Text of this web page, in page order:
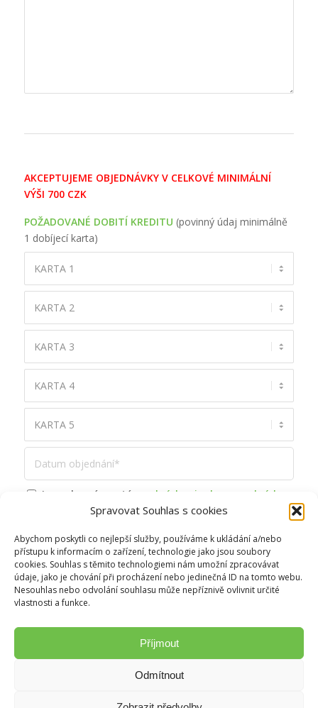
Spravovat Souhlas s cookies
Abychom poskytli co nejlepší služby, používáme k ukládání a/nebo
přístupu k informacím o zařízení, technologie jako jsou soubory
cookies. Souhlas s těmito technologiemi nám umožní zpracovávat
údaje, jako je chování při procházení nebo jedinečná ID na tomto webu.
Nesouhlas nebo odvolání souhlasu může nepříznivě ovlivnit určité
vlastnosti a funkce.
Příjmout
Odmítnout
AKCEPTUJEME OBJEDNÁVKY V CELKOVÉ MINIMÁLNÍ
VÝŠI 700 CZK
POŽADOVANÉ DOBITÍ KREDITU (povinný údaj minimálně
1 dobíjecí karta)
Jsem obeznámen / á s
podmínkami ochrany osobních